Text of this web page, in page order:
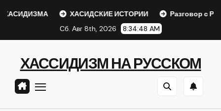
ХАСИДСКИЕ ИСТОРИИ
Разговор с Ребе
Сб. Авг 8th, 2026
8:34:48 AM
ХАССИДИЗМ НА РУССКОМ